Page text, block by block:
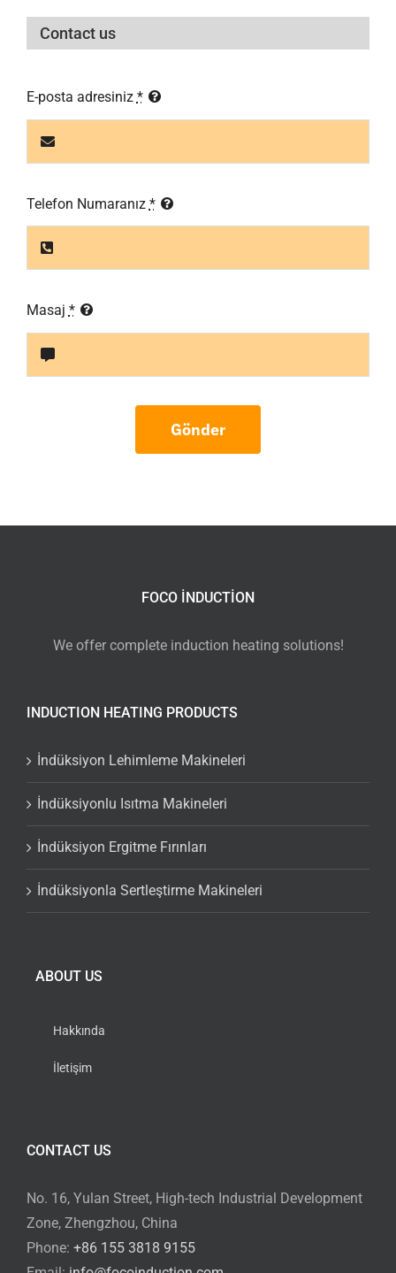
Contact us
E-posta adresiniz *
Telefon Numaranız *
Masaj *
Gönder
FOCO INDUCTION
We offer complete induction heating solutions!
INDUCTION HEATING PRODUCTS
İndüksiyon Lehimleme Makineleri
İndüksiyonlu Isıtma Makineleri
İndüksiyon Ergitme Fırınları
İndüksiyonla Sertleştirme Makineleri
ABOUT US
Hakkında
İletişim
CONTACT US
No. 16, Yulan Street, High-tech Industrial Development
Zone, Zhengzhou, China
Phone: +86 155 3818 9155